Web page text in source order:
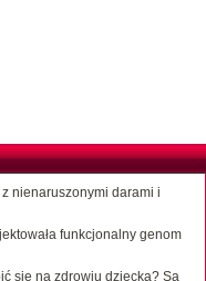
nienaruszonymi darami i
funkcjonalny genom
się na zdrowiu dziecka? Są